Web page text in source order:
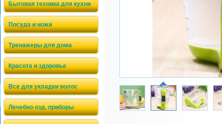
Бытовая техника для кухни
Посуда и ножи
Тренажеры для дома
Красота и здоровье
Все для укладки волос
Лечебно озд. приборы